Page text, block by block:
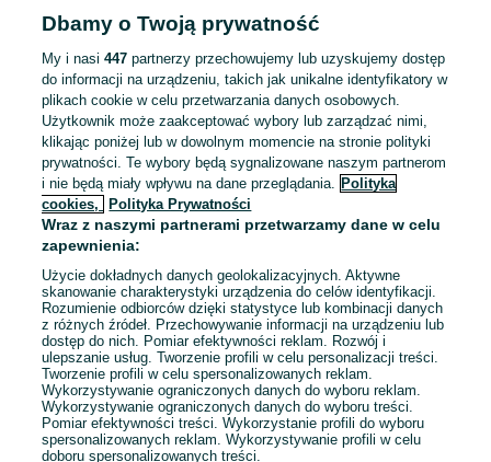
Żakiet w kwiaty bergamo
rozm.44
20 zł
24,20 zł z Pakietem
Ochronnym
Nowy Targ
30 lipca 2026
XXL / 44
20 zł
24,20 zł z Pakietem
Ochronnym
Nowy Targ
30 lipca 2026
XL / 42 Wielokolorowy
Dbamy o Twoją prywatność
My i nasi447 partnerzy przechowujemy lub uzyskujemy dostęp
do informacji na urządzeniu, takich jak unikalne identyfikatory w
plikach cookie w celu przetwarzania danych osobowych.
Użytkownik może zaakceptować wybory lub zarządzać nimi,
klikając poniżej lub w dowolnym momencie na stronie polityki
prywatności. Te wybory będą sygnalizowane naszym partnerom
i nie będą miały wpływu na dane przeglądania. Polityka
cookies,
Polityka Prywatności
Wraz z naszymi partnerami przetwarzamy dane w celu
zapewnienia:
Użycie dokładnych danych geolokalizacyjnych. Aktywne
skanowanie charakterystyki urządzenia do celów identyfikacji.
Rozumienie odbiorców dzięki statystyce lub kombinacji danych
z różnych źródeł. Przechowywanie informacji na urządzeniu lub
dostęp do nich. Pomiar efektywności reklam. Rozwój i
ulepszanie usług. Tworzenie profili w celu personalizacji treści.
Tworzenie profili w celu spersonalizowanych reklam.
Wykorzystywanie ograniczonych danych do wyboru reklam.
Wykorzystywanie ograniczonych danych do wyboru treści.
Pomiar efektywności treści. Wykorzystanie profili do wyboru
spersonalizowanych reklam. Wykorzystywanie profili w celu
doboru spersonalizowanych treści.